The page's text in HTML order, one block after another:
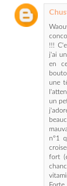
!!!
j'ai
en
une
un
n°1
fort